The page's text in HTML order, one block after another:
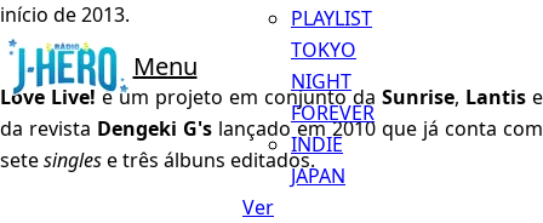
Menu
PLAYLIST
TOKYO
NIGHT
FOREVER
INDIE
JAPAN
Ver
início de 2013.
Love Live! é um projeto em conjunto da Sunrise, Lantis e
da revista Dengeki G's lançado em 2010 que já conta com
setesinglese três álbuns editados.